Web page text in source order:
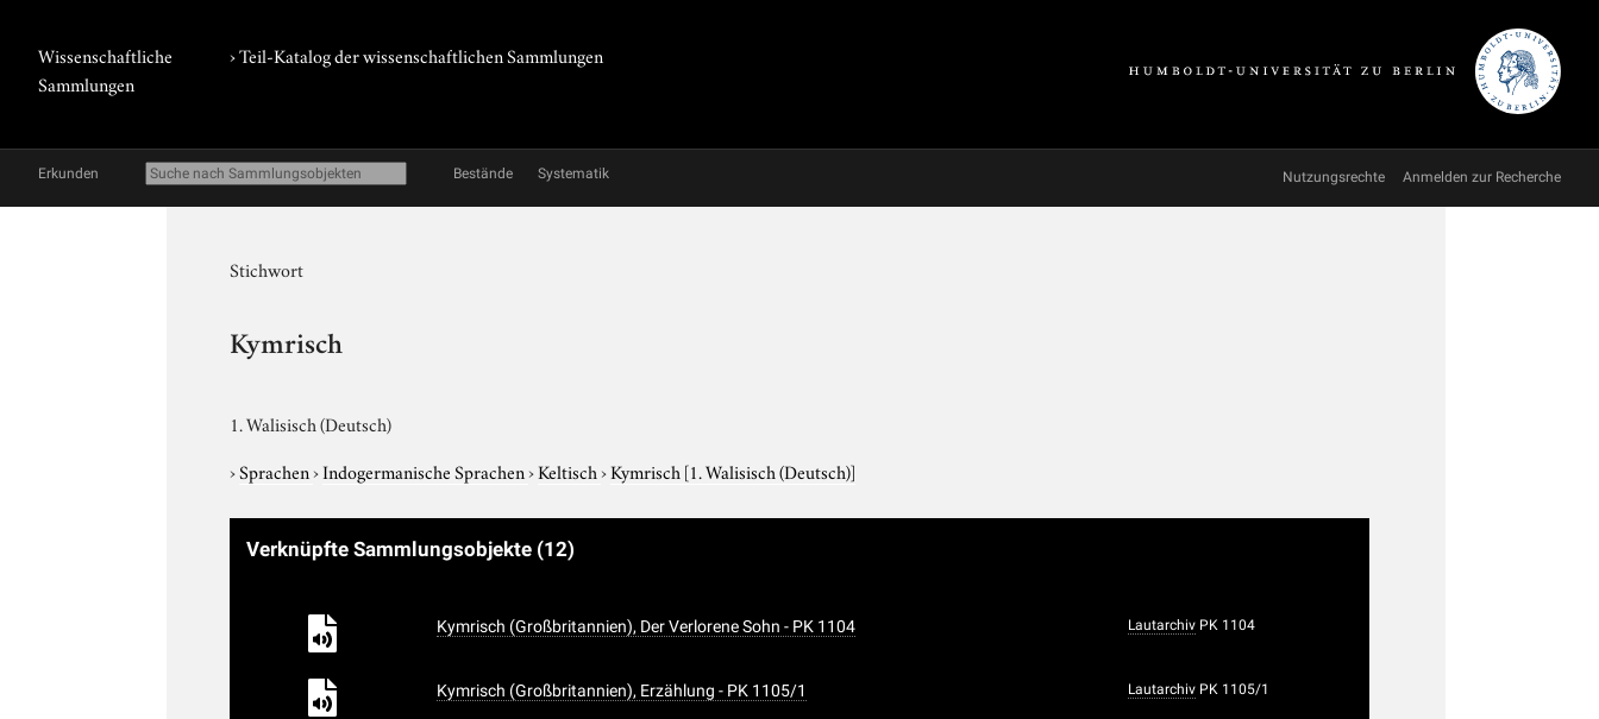
Wissenschaftliche
Sammlungen
› Teil-Katalog der wissenschaftlichen Sammlungen
Erkunden Bestände Systematik Nutzungsrechte Anmelden zur Recherche
Stichwort
Kymrisch
1. Walisisch (Deutsch)
›Sprachen›Indogermanische Sprachen›Keltisch›Kymrisch [1. Walisisch (Deutsch)]
Verknüpfte Sammlungsobjekte (12)
Kymrisch (Großbritannien), Der Verlorene Sohn - PK 1104 Lautarchiv PK 1104
Kymrisch (Großbritannien), Erzählung - PK 1105/1 Lautarchiv PK 1105/1